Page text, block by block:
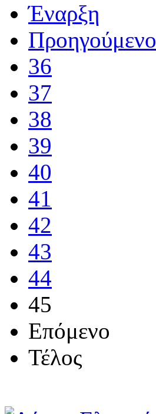
Έναρξη
Προηγούμενο
36
37
38
39
40
41
42
43
44
45
Επόμενο
Τέλος